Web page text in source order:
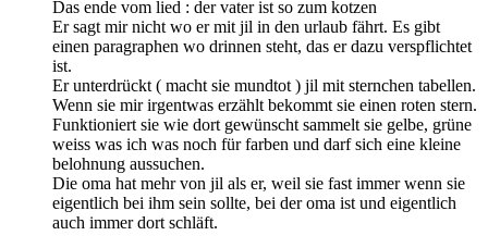
Das ende vom lied : der vater ist so zum kotzen
Er sagt mir nicht wo er mit jil in den urlaub fährt. Es gibt
einen paragraphen wo drinnen steht, das er dazu verspflichtet
ist.
Er unterdrückt ( macht sie mundtot ) jil mit sternchen tabellen.
Wenn sie mir irgentwas erzählt bekommt sie einen roten stern.
Funktioniert sie wie dort gewünscht sammelt sie gelbe, grüne
weiss was ich was noch für farben und darf sich eine kleine
belohnung aussuchen.
Die oma hat mehr von jil als er, weil sie fast immer wenn sie
eigentlich bei ihm sein sollte, bei der oma ist und eigentlich
auch immer dort schläft.